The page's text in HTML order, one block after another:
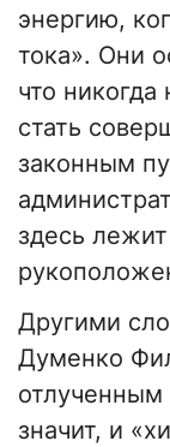
энергию,
тока». Они
что
стать
законным
здесь
Другими
Думенко
значит, и